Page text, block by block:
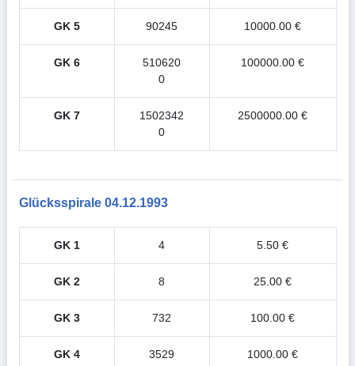
GK 5 90245 10000.00 €
GK 6
510620
0
100000.00 €
GK 7
1502342
0
2500000.00 €
Glücksspirale 04.12.1993
GK 1 4 5.50 €
GK 2 8 25.00 €
GK 3 732 100.00 €
GK 4 3529 1000.00 €